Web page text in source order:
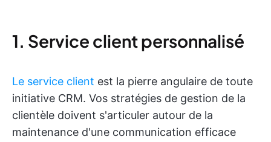
1. Service client personnalisé
Le service client est la pierre angulaire de toute
initiative CRM. Vos stratégies de gestion de la
clientèle doivent s'articuler autour de la
maintenance d'une communication efficace